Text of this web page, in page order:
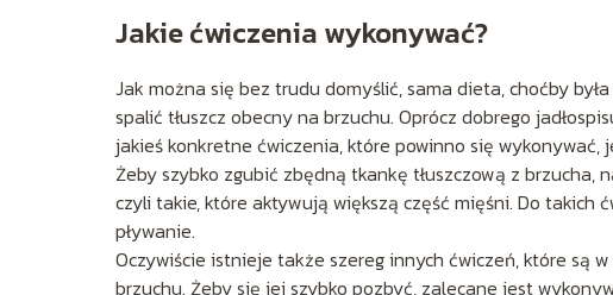
Jakie ćwiczenia wykonywać?
Jak można się bez trudu domyślić, sama dieta, choćby
spalić tłuszcz obecny na brzuchu. Oprócz dobrego
jakieś konkretne ćwiczenia, które powinno się wykonywać,
Żeby szybko zgubić zbędną tkankę tłuszczową z
czyli takie, które aktywują większą część mięśni. Do takich
pływanie.
Oczywiście istnieje także szereg innych ćwiczeń, które są
brzuchu. Żeby się jej szybko pozbyć, zalecane jest